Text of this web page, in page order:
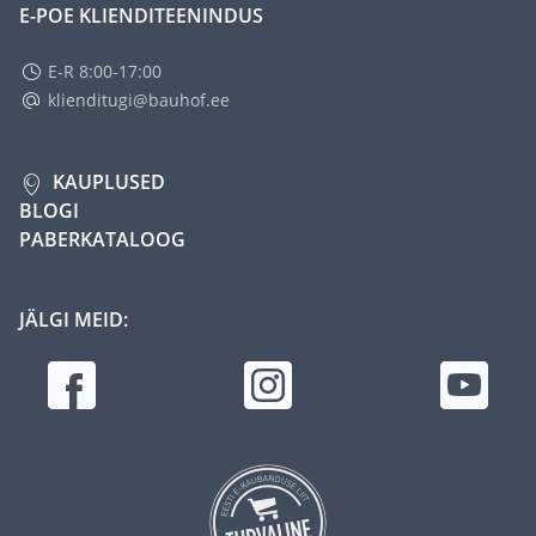
E-POE KLIENDITEENINDUS
E-R 8:00-17:00
klienditugi@bauhof.ee
KAUPLUSED
BLOGI
PABERKATALOOG
JÄLGI MEID: